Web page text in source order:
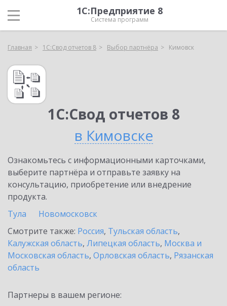
1С:Предприятие 8
Система программ
Главная 1С:Свод отчетов 8 Выбор партнёра Кимовск
1С:Свод отчетов 8
в Кимовске
Ознакомьтесь с информационными карточками,
выберите партнёра и отправьте заявку на
консультацию, приобретение или внедрение
продукта.
Тула
Новомосковск
Смотрите также: Россия, Тульская область,
Калужская область, Липецкая область, Москва и
Московская область, Орловская область, Рязанская
область
Партнеры в вашем регионе: